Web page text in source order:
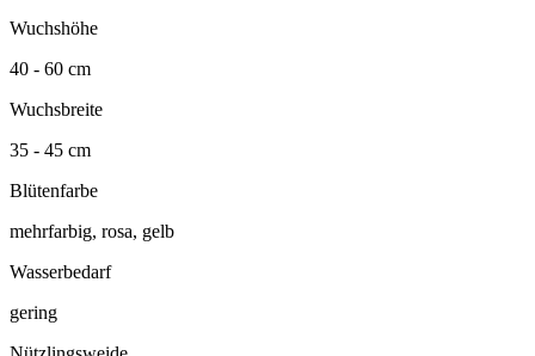
Wuchshöhe
40 - 60 cm
Wuchsbreite
35 - 45 cm
Blütenfarbe
mehrfarbig, rosa, gelb
Wasserbedarf
gering